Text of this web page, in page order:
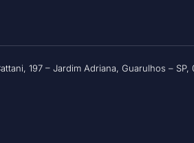
197 – Jardim Adriana, Guarulhos – SP,